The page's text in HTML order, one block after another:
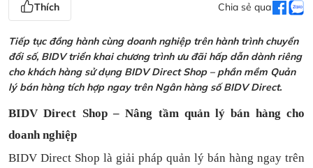
Thích Chia sẻ qua
Tiếp tục đồng hành cùng doanh nghiệp trên hành trình chuyển
đổi số, BIDV triển khai chương trình ưu đãi hấp dẫn dành riêng
cho khách hàng sử dụng BIDV Direct Shop – phần mềm Quản
lý bán hàng tích hợp ngay trên Ngân hàng số BIDV Direct.
BIDV Direct Shop – Nâng tầm quản lý bán hàng cho
doanh nghiệp
BIDV Direct Shop là giải pháp quản lý bán hàng ngay trên